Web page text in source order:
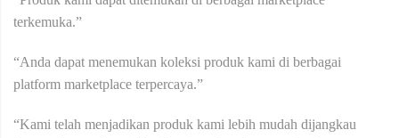
terkemuka.”
“Anda dapat menemukan koleksi produk kami di berbagai
platform marketplace terpercaya.”
“Kami telah menjadikan produk kami lebih mudah dijangkau